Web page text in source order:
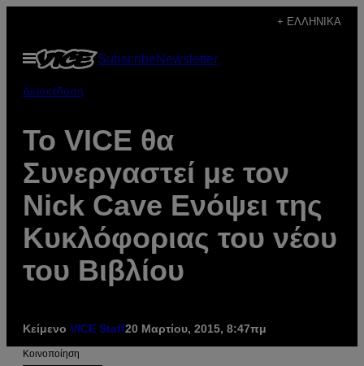
περιεχόμενο
+ ΕΛΛΗΝΙΚΆ
Ανοίξτε
το
SubscribeNewsletter
Διασκέδαση
To VICE θα
Συνεργαστεί με τον
Nick Cave Ενόψει της
Κυκλόφοριας του νέου
του Βιβλίου
Κείμενο VICE Staff20 Μαρτίου, 2015, 8:47πμ
Kοινοποίηση